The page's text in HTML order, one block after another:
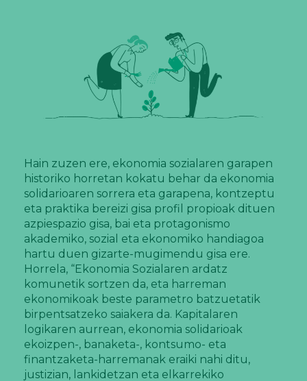
Hain zuzen ere, ekonomia sozialaren garapen
historiko horretan kokatu behar da ekonomia
solidarioaren sorrera eta garapena, kontzeptu
eta praktika bereizi gisa profil propioak dituen
azpiespazio gisa, bai eta protagonismo
akademiko, sozial eta ekonomiko handiagoa
hartu duen gizarte-mugimendu gisa ere.
Horrela, “Ekonomia Sozialaren ardatz
komunetik sortzen da, eta harreman
ekonomikoak beste parametro batzuetatik
birpentsatzeko saiakera da. Kapitalaren
logikaren aurrean, ekonomia solidarioak
ekoizpen-, banaketa-, kontsumo- eta
finantzaketa-harremanak eraiki nahi ditu,
justizian, lankidetzan eta elkarrekiko